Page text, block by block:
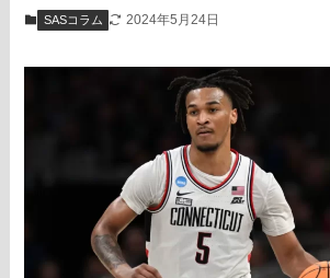
SASコラム 2024年5月24日